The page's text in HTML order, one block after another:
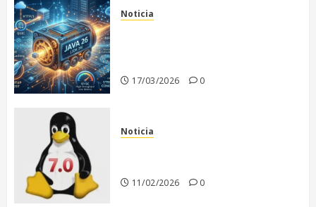
Noticia
17/03/2026 0
Noticia
11/02/2026 0